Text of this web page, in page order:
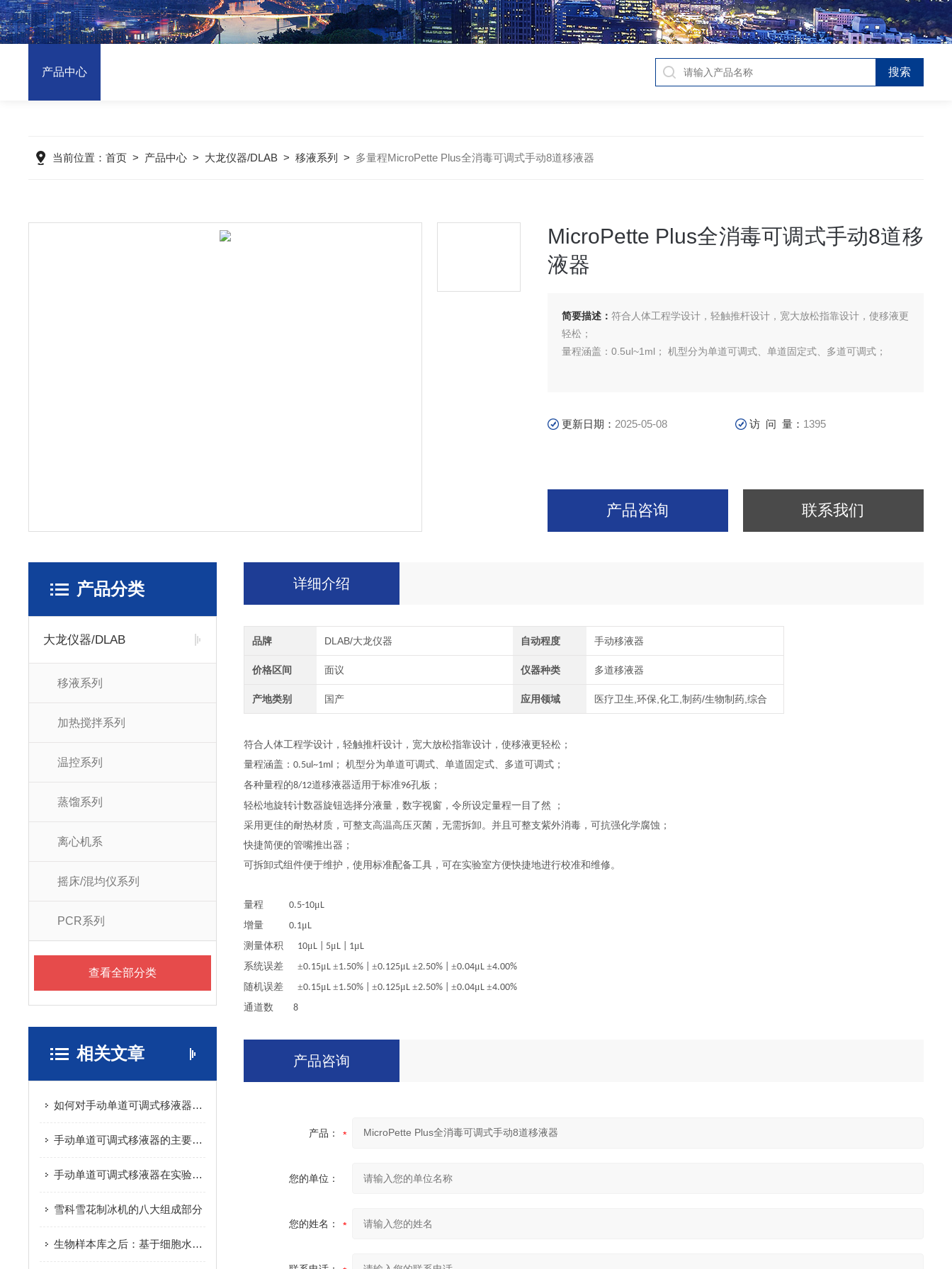
产品中心
当前位置：首页 > 产品中心 > 大龙仪器/DLAB >移液系列 > 多量程MicroPette Plus全消毒可调式手动8道移液器
MicroPette Plus全消毒可调式手动8道移
液器
简要描述：符合人体工程学设计，轻触推杆设计，宽大放松指靠设计，使移液更
轻松；
量程涵盖：0.5ul~1ml； 机型分为单道可调式、单道固定式、多道可调式；
更新日期： 2025-05-08 访 问 量： 1395
产品咨询 联系我们
产品分类
大龙仪器/DLAB
移液系列
加热搅拌系列
温控系列
蒸馏系列
离心机系
摇床/混均仪系列
PCR系列
查看全部分类
相关文章
如何对手动单道可调式移液器进行日常维护？
手动单道可调式移液器的主要组件及其功能
手动单道可调式移液器在实验室中的应用
雪科雪花制冰机的八大组成部分
生物样本库之后：基于细胞水平的表型分析在转化医学的应用
详细介绍
品牌 DLAB/大龙仪器 自动程度 手动移液器
价格区间 面议 仪器种类 多道移液器
产地类别 国产 应用领域 医疗卫生,环保,化工,制药/生物制药,综合
符合人体工程学设计，轻触推杆设计，宽大放松指靠设计，使移液更轻松；
量程涵盖： 0.5ul~1ml ； 机型分为单道可调式、单道固定式、多道可调式；
各种量程的8/12道移液器适用于标准96孔板；
轻松地旋转计数器旋钮选择分液量，数字视窗，令所设定量程一目了然
；
采用更佳的耐热材质，可整支高温高压灭菌，无需拆卸。并且可整支紫外消毒，可抗强化学腐蚀；
快捷简便的管嘴推出器；
可拆卸式组件便于维护，使用标准配备工具，可在实验室方便快捷地进行校准和维修。
量程 0.5-10μL
增量
0.1μL
测量体积
10μL | 5μL | 1μL
系统误差
±0.15μL ±1.50% | ±0.125μL ±2.50% | ±0.04μL ±4.00%
随机误差
±0.15μL ±1.50% | ±0.125μL ±2.50% | ±0.04μL ±4.00%
通道数
8
产品咨询
产品：
您的单位：
您的姓名：